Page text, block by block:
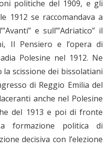
politiche del 1909, e gli
1912 se raccomandava a
e sull’”Adriatico” il
Il Pensiero e l’opera di
Polesine nel 1912. Ne
scissione dei bissolatiani
di Reggio Emilia del
anche nel Polesine
del 1913 e poi di fronte
formazione politica di
decisiva con l’elezione